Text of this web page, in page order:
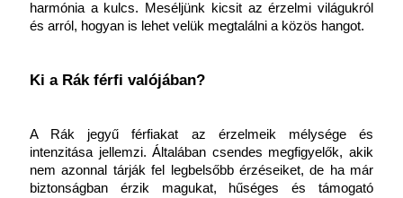
harmónia a kulcs. Meséljünk kicsit az érzelmi világukról
és arról, hogyan is lehet velük megtalálni a közös hangot.
Ki a Rák férfi valójában?
A Rák jegyű férfiakat az érzelmeik mélysége és
intenzitása jellemzi. Általában csendes megfigyelők, akik
nem azonnal tárják fel legbelsőbb érzéseiket, de ha már
biztonságban érzik magukat, hűséges és támogató